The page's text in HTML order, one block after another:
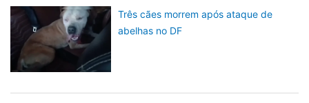
Três cães morrem após ataque de
abelhas no DF